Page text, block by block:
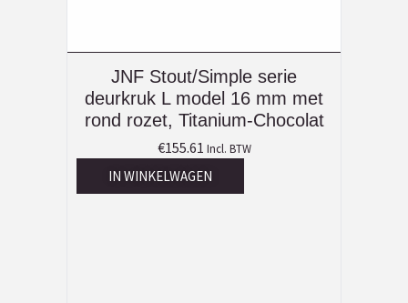
JNF Stout/Simple serie
deurkruk L model 16 mm met
rond rozet, Titanium-Chocolat
€155.61 Incl. BTW
IN WINKELWAGEN